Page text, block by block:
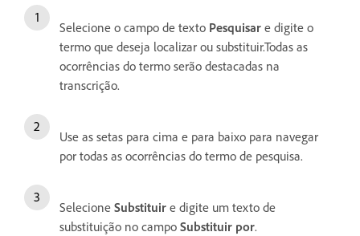
Selecione o campo de texto Pesquisar e digite o
termo que deseja localizar ou substituir.Todas as
ocorrências do termo serão destacadas na
transcrição.
Use as setas para cima e para baixo para navegar
por todas as ocorrências do termo de pesquisa.
Selecione Substituir e digite um texto de
substituição no campo Substituir por.